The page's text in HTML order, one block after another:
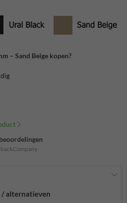
– Sand Beige kopen?
alternatieven